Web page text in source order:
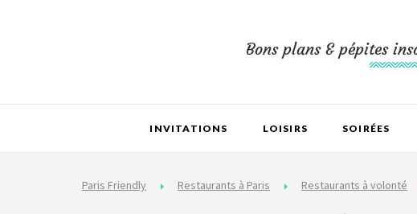
Bons plans & pépites
INVITATIONS LOISIRS SOIRÉES
Paris Friendly Restaurants à Paris Restaurants à volonté